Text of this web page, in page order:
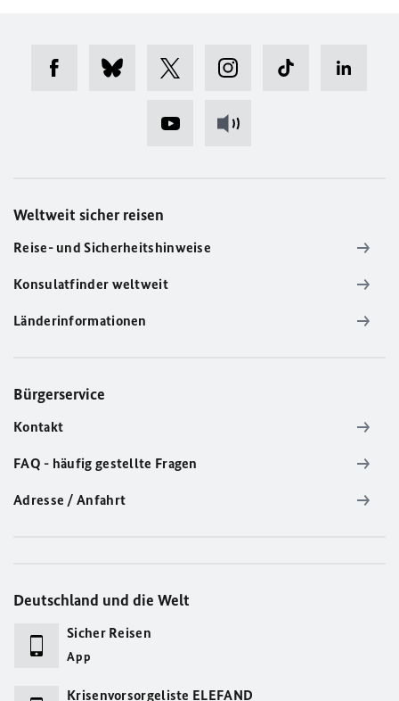
Weltweit sicher reisen
Reise- und Sicherheitshinweise
Konsulatfinder weltweit
Länderinformationen
Bürgerservice
Kontakt
FAQ - häufig gestellte Fragen
Adresse / Anfahrt
Deutschland und die Welt
Sicher Reisen
App
Krisenvorsorgeliste ELEFAND